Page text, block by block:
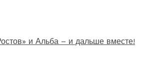
и Альба – и дальше вместе!